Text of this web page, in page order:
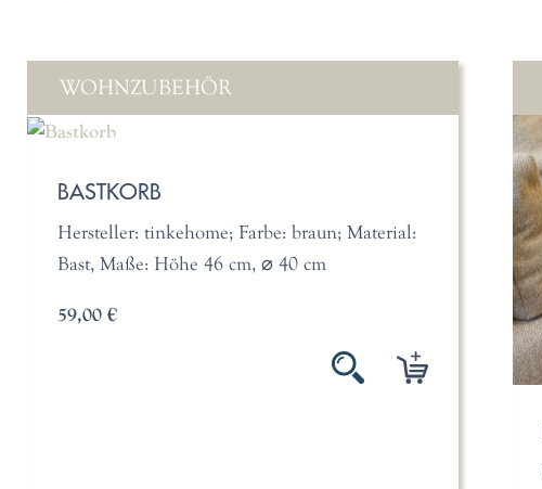
WOHNZUBEHÖR
BASTKORB
Hersteller: tinkehome; Farbe: braun; Material:
Bast, Maße: Höhe 46 cm, ⌀ 40 cm
59,00 €